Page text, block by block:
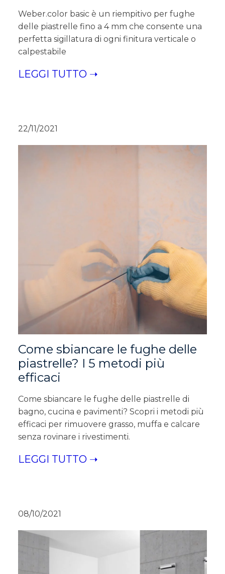
Weber.color basic è un riempitivo per fughe
delle piastrelle fino a 4 mm che consente una
perfetta sigillatura di ogni finitura verticale o
calpestabile
LEGGI TUTTO ➝
22/11/2021
Come sbiancare le fughe delle
piastrelle? I 5 metodi più
efficaci
Come sbiancare le fughe delle piastrelle di
bagno, cucina e pavimenti? Scopri i metodi più
efficaci per rimuovere grasso, muffa e calcare
senza rovinare i rivestimenti.
LEGGI TUTTO ➝
08/10/2021